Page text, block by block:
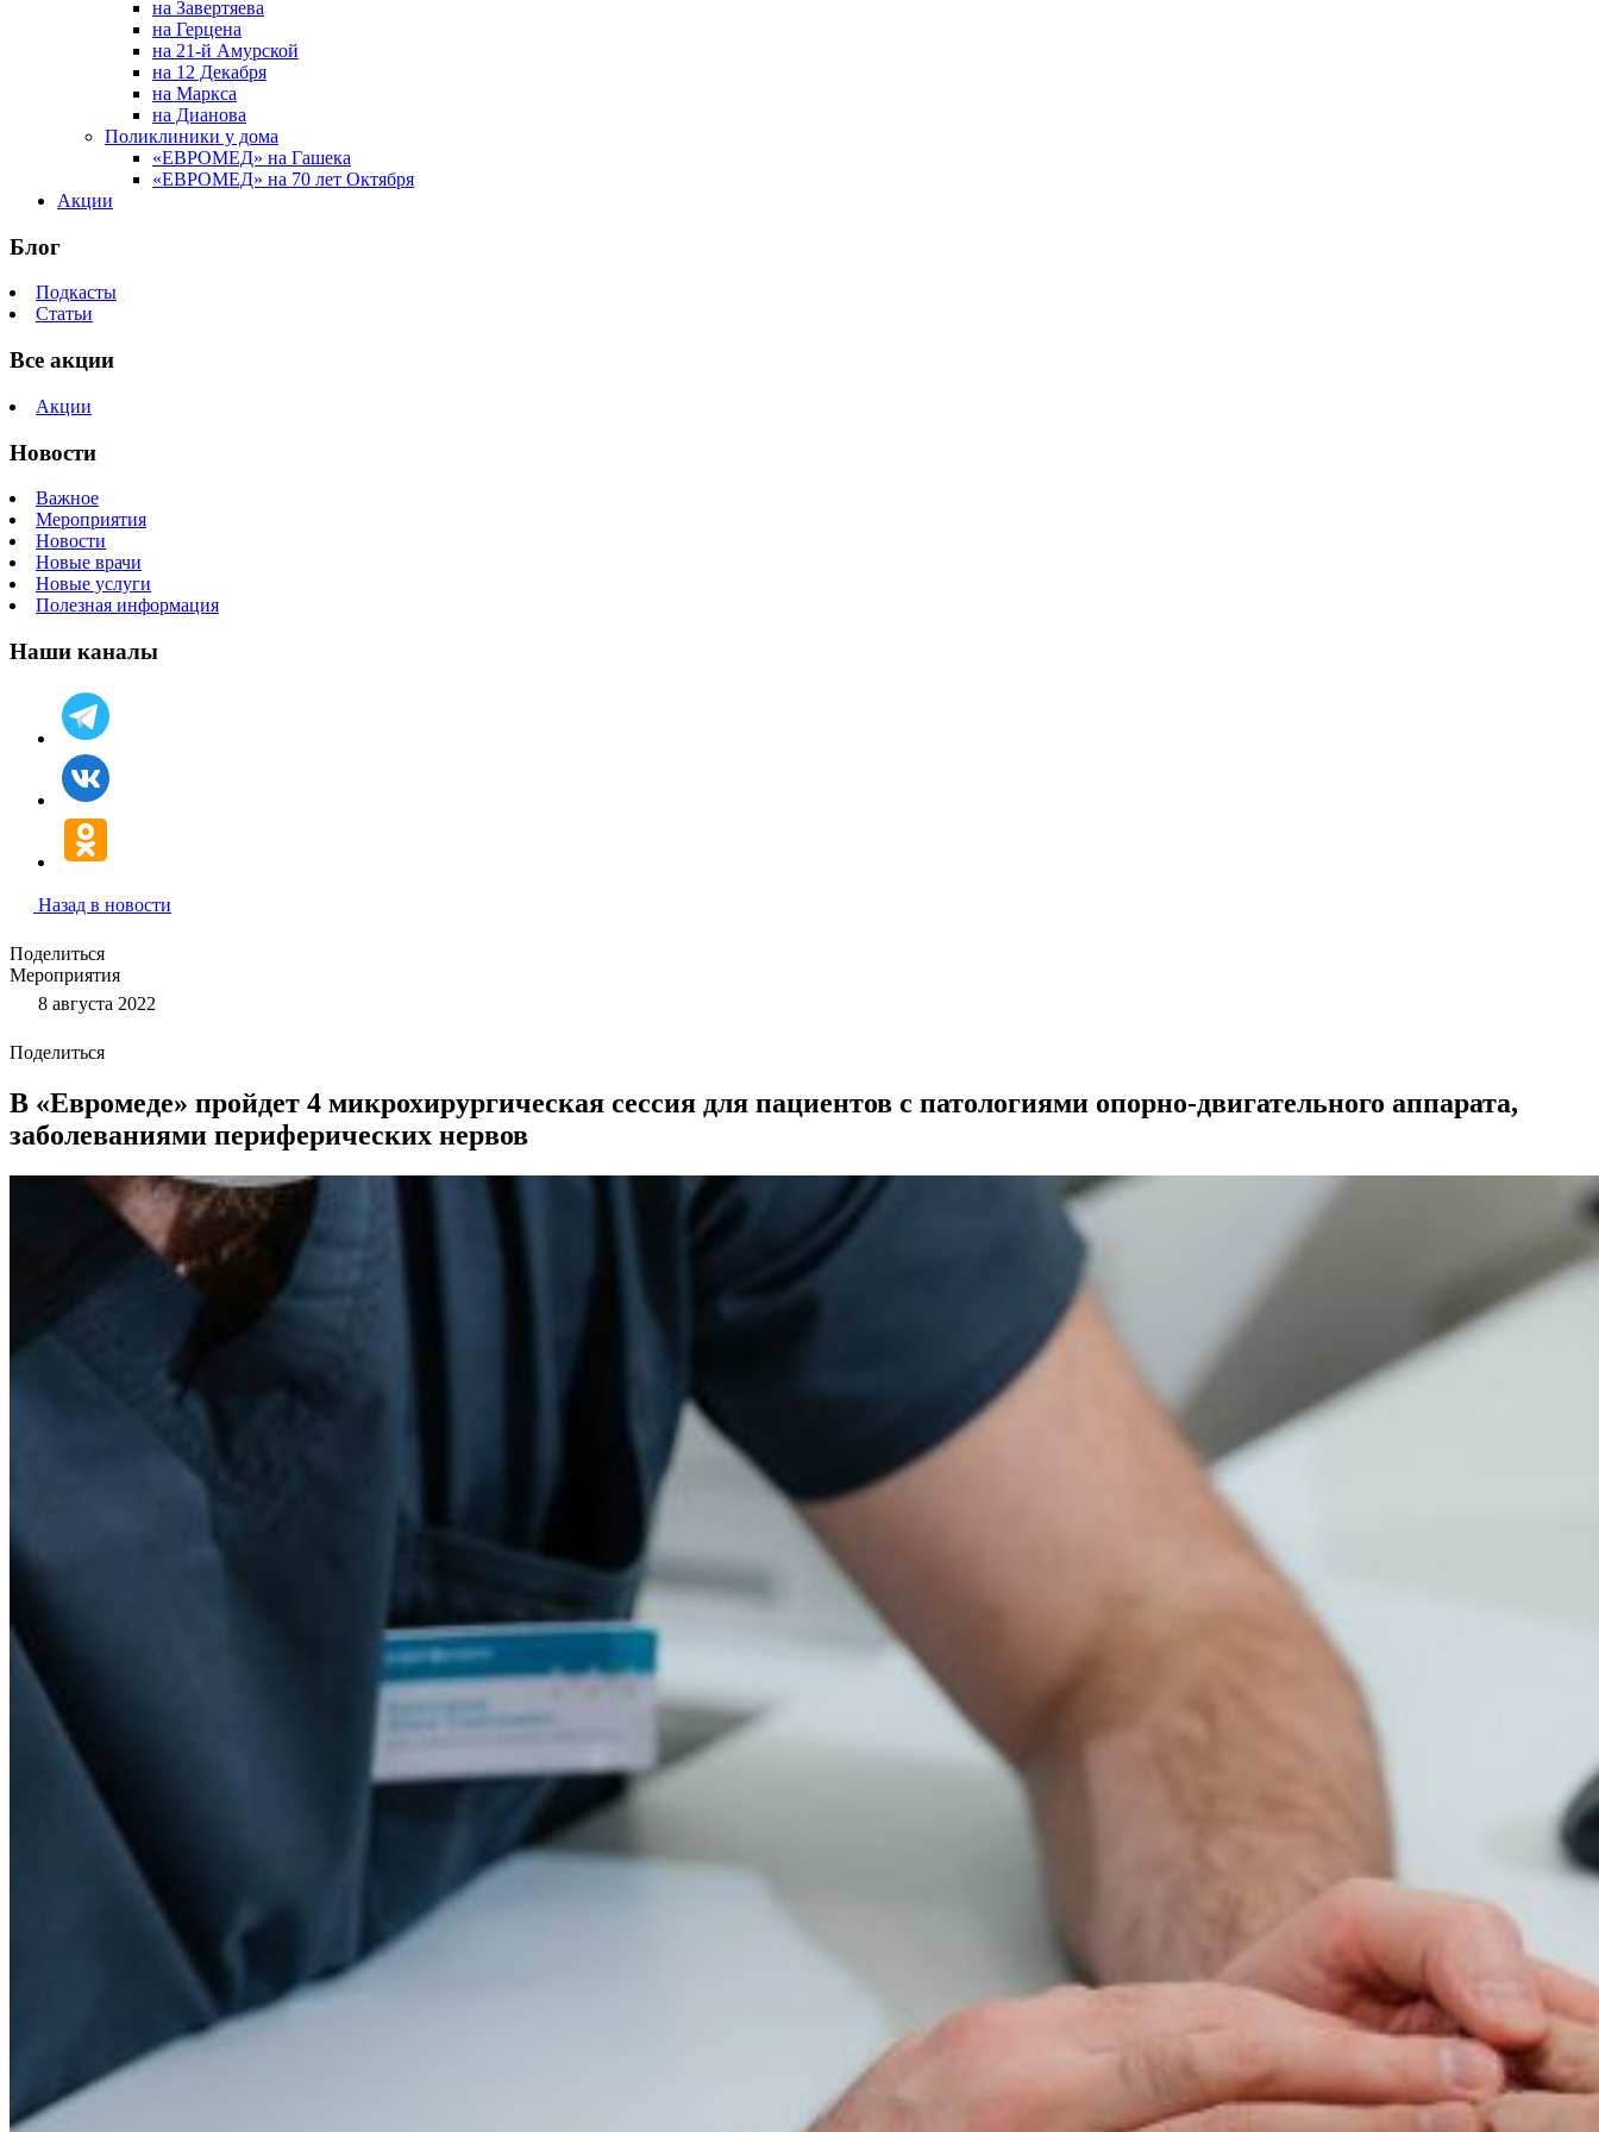
на Завертяева
на Герцена
на 21-й Амурской
на 12 Декабря
на Маркса
на Дианова
Поликлиники у дома
«ЕВРОМЕД» на Гашека
«ЕВРОМЕД» на 70 лет Октября
Акции
Блог
Подкасты
Статьи
Все акции
Акции
Новости
Важное
Мероприятия
Новости
Новые врачи
Новые услуги
Полезная информация
Наши каналы
Назад в новости
Поделиться
Мероприятия
8 августа 2022
Поделиться
В «Евромеде» пройдет 4 микрохирургическая сессия для пациентов с патологиями опорно-двигательного аппарата,
заболеваниями периферических нервов